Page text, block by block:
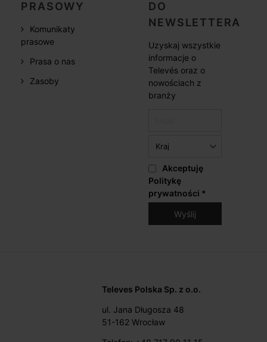
PRASOWY
Komunikaty
prasowe
Prasa o nas
Zasoby
DO
NEWSLETTERA
Uzyskaj wszystkie
informacje o
Televés oraz o
nowościach z
branży
Akceptuję
Politykę
prywatności *
Televes Polska Sp. z o.o.
ul. Jana Długosza 48
51-162 Wrocław